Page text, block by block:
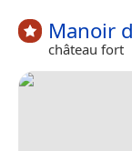
Manoir
château fort